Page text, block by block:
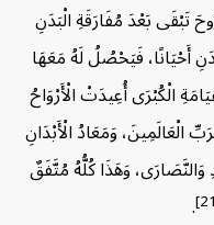
بَعْدَ مُفَارَقَةِ الْبَدَنِ
فَيَحْصُلُ لَهُ مَعَهَا
الْكُبْرَى أُعِيدَتْ الْأَرْوَاحُ
وَمَعَادُ الْأَبْدَانِ
وَهَذَا كُلُّهُ مُتَّفَقٌ